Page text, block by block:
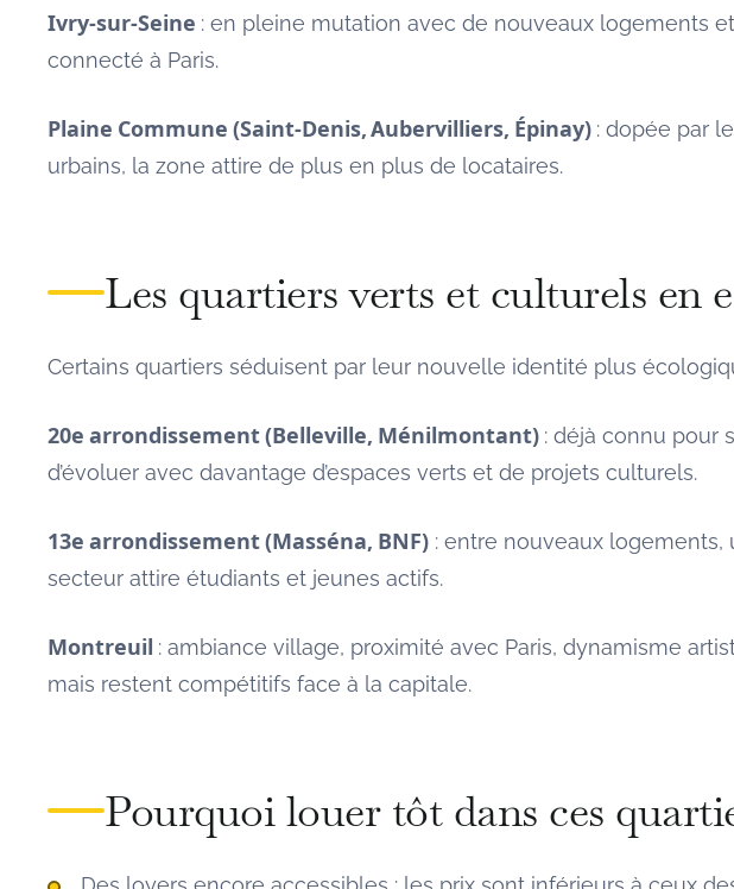
Ivry-sur-Seine : en pleine mutation avec de nouveaux logements
connecté à Paris.
Plaine Commune (Saint-Denis, Aubervilliers, Épinay) : dopée par
urbains, la zone attire de plus en plus de locataires.
Les quartiers verts et culturels en
Certains quartiers séduisent par leur nouvelle identité plus
20e arrondissement (Belleville, Ménilmontant) : déjà connu pour
d’évoluer avec davantage d’espaces verts et de projets culturels.
13e arrondissement (Masséna, BNF) : entre nouveaux
secteur attire étudiants et jeunes actifs.
Montreuil : ambiance village, proximité avec Paris, dynamisme
mais restent compétitifs face à la capitale.
Pourquoi louer tôt dans ces